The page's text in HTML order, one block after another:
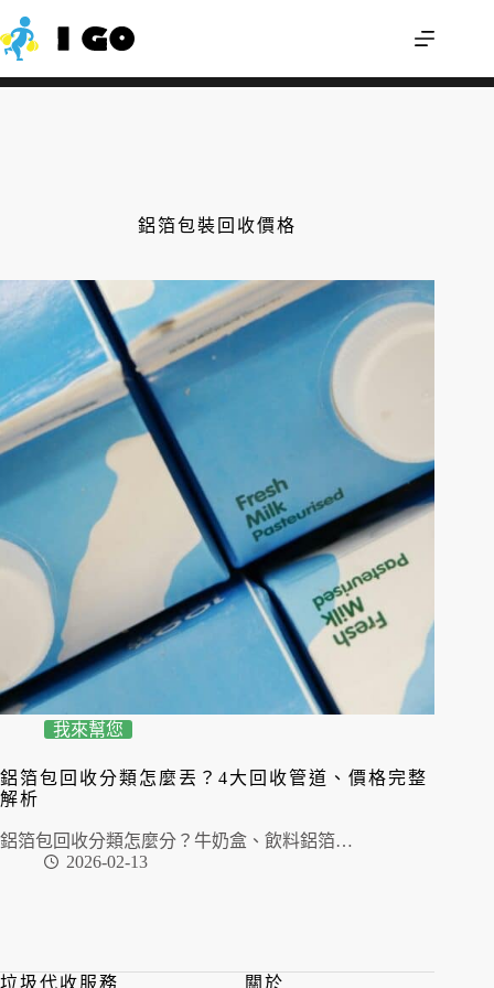
我來幫您
舊雨衣可以回收嗎？輕便雨衣怎麼丟才不
鋁箔包裝回收價格
我來幫您
鋁箔包回收分類怎麼丟？4大回收管道、價格完整
解析
鋁箔包回收分類怎麼分？牛奶盒、飲料鋁箔…
2026-02-13
垃圾代收服務 關於